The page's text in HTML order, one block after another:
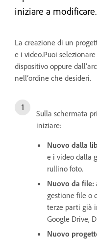
iniziare a modificare.
La creazione di un
e i video.Puoi
dispositivo oppure
nell’ordine che desideri.
Sulla schermata
iniziare:
Nuovo dalla
e i video dalla
rullino foto.
Nuovo da file:
gestione file o
terze parti già
Google Drive,
Nuovo